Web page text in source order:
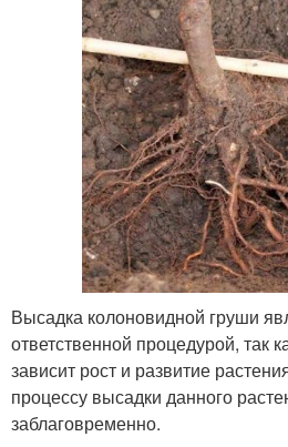
Высадка колоновидной груши
ответственной процедурой, так
зависит рост и развитие
процессу высадки данного
заблаговременно.